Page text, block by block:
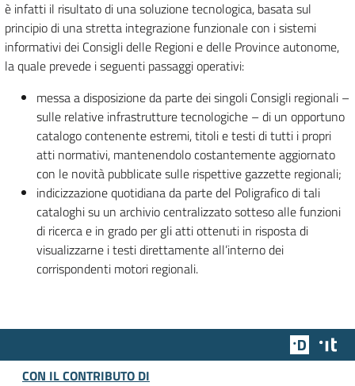
è infatti il risultato di una soluzione tecnologica, basata sul
principio di una stretta integrazione funzionale con i sistemi
informativi dei Consigli delle Regioni e delle Province autonome,
la quale prevede i seguenti passaggi operativi:
messa a disposizione da parte dei singoli Consigli regionali –
sulle relative infrastrutture tecnologiche – di un opportuno
catalogo contenente estremi, titoli e testi di tutti i propri
atti normativi, mantenendolo costantemente aggiornato
con le novità pubblicate sulle rispettive gazzette regionali;
indicizzazione quotidiana da parte del Poligrafico di tali
cataloghi su un archivio centralizzato sotteso alle funzioni
di ricerca e in grado per gli atti ottenuti in risposta di
visualizzarne i testi direttamente all’interno dei
corrispondenti motori regionali.
Team
CON IL CONTRIBUTO DI